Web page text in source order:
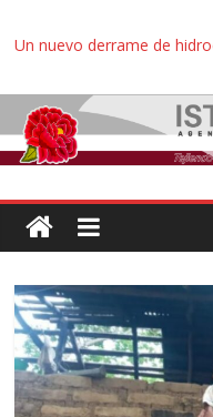
Un nuevo derrame de
ahora pescadores de
Pemex
Ángel, el joven autista
Ixtepec, Oaxaca vuelve a
Familiares de periodista
intelectuales de su asesinato
Alertan pescadores de
Pescadores y comuneros
material pétreo de gravera